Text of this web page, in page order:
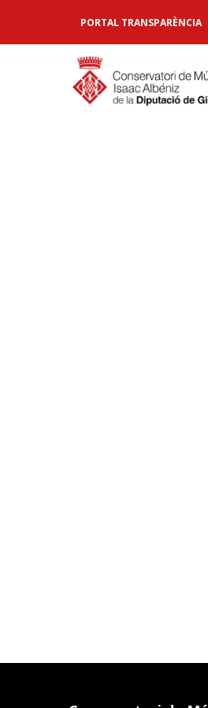
PORTAL TRANSPARÈNCIA